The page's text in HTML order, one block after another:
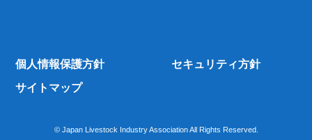
個人情報保護方針 セキュリティ方針
サイトマップ
© Japan Livestock Industry Association All Rights Reserved.